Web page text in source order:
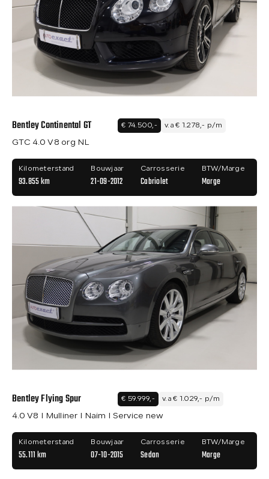
Bentley Continental GT € 74.500,- v.a € 1.278,- p/m
GTC 4.0 V8 org NL
Kilometerstand
93.855 km
Bouwjaar
21-09-2012
Carrosserie
Cabriolet
BTW/Marge
Marge
Bentley Flying Spur € 59.999,- v.a € 1.029,- p/m
4.0 V8 I Mulliner I Naim I Service new
Kilometerstand
55.111 km
Bouwjaar
07-10-2015
Carrosserie
Sedan
BTW/Marge
Marge